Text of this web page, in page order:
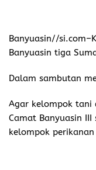
Banyuasin//si.com–
Banyuasin tiga
Dalam sambutan
Agar kelompok tani
Camat Banyuasin
kelompok